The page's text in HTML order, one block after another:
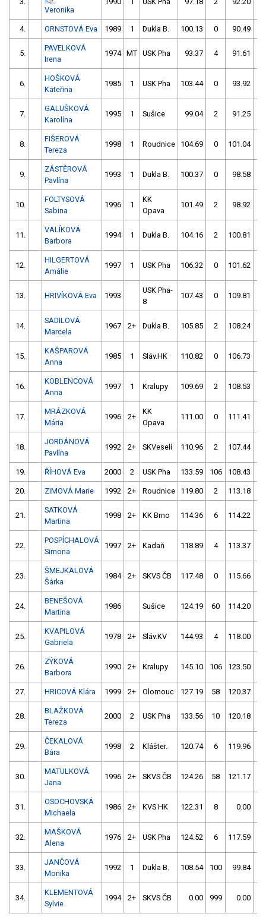
Veronika
4. ORNSTOVÁ Eva 1989 1 Dukla B. 100.13 0 90.49
5.
PAVELKOVÁ
Irena
1974 MT USK Pha 93.37 4 91.61
6.
HOŠKOVÁ
Kateřina
1985 1 USK Pha 103.44 0 93.92
7.
GALUŠKOVÁ
Karolína
1995 1 Sušice 99.04 2 91.25
8.
FIŠEROVÁ
Tereza
1998 1 Roudnice 104.69 0 101.04
9.
ZÁSTĚROVÁ
Pavlína
1993 1 Dukla B. 100.37 0 98.58
10.
FOLTYSOVÁ
Sabina
1996 1
KK
Opava
101.49 2 98.92
11.
VALÍKOVÁ
Barbora
1994 1 Dukla B. 104.16 2 100.81
12.
HILGERTOVÁ
Amálie
1997 1 USK Pha 106.32 0 101.62
13. HRIVÍKOVÁ Eva 1993
USK Pha-
8
107.43 0 109.81
14.
SADILOVÁ
Marcela
1967 2+ Dukla B. 105.85 2 108.24
15.
KAŠPAROVÁ
Anna
1985 1 Sláv.HK 110.82 0 106.73
16.
KOBLENCOVÁ
Anna
1997 1 Kralupy 109.69 2 108.53
17.
MRÁZKOVÁ
Mária
1996 2+
KK
Opava
111.00 0 111.41
18.
JORDÁNOVÁ
Pavlína
1992 2+ SKVeselí 110.96 2 107.44
19. ŘÍHOVÁ Eva 2000 2 USK Pha 133.59 106 108.43
20. ZIMOVÁ Marie 1992 2+ Roudnice 119.80 2 113.18
21.
SATKOVÁ
Martina
1998 2+ KK Brno 114.36 6 114.22
22.
POSPÍCHALOVÁ
Simona
1997 2+ Kadaň 118.89 4 113.37
23.
ŠMEJKALOVÁ
Šárka
1984 2+ SKVS ČB 117.48 0 115.66
24.
BENEŠOVÁ
Martina
1986 Sušice 124.19 60 114.20
25.
KVAPILOVÁ
Gabriela
1978 2+ Sláv.KV 144.93 4 118.00
26.
ZÝKOVÁ
Barbora
1990 2+ Kralupy 145.10 106 123.50
27. HRICOVÁ Klára 1999 2+ Olomouc 127.19 58 120.37
28.
BLAŽKOVÁ
Tereza
2000 2 USK Pha 133.56 10 120.18
29.
ČEKALOVÁ
Bára
1998 2 Klášter. 120.74 6 119.96
30.
MATULKOVÁ
Jana
1996 2+ SKVS ČB 124.26 58 121.17
31.
OSOCHOVSKÁ
Michaela
1986 2+ KVS HK 122.31 8 0.00
32.
MAŠKOVÁ
Alena
1976 2+ USK Pha 124.52 6 117.59
33.
JANČOVÁ
Monika
1992 1 Dukla B. 108.54 100 99.84
34.
KLEMENTOVÁ
Sylvie
1994 2+ SKVS ČB 0.00 999 0.00